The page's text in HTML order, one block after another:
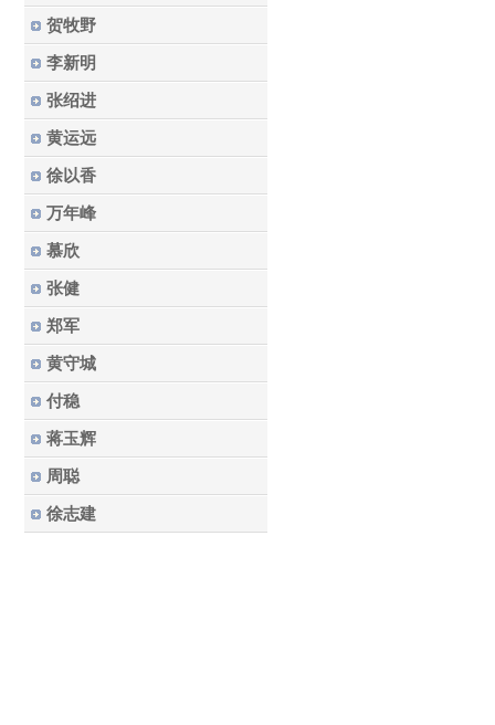
贺牧野
李新明
张绍进
黄运远
徐以香
万年峰
慕欣
张健
郑军
黄守城
付稳
蒋玉辉
周聪
徐志建